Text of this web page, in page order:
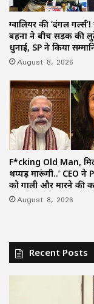
ग्वालियर की ‘दंगल
बहनों ने बीच सड़क की
धुनाई, SP ने किया
August 8, 2026
F*cking Old Man,
थप्पड़ मारूंगी..’ CEO ने
को गाली और मारने की
August 8, 2026
Recent Posts